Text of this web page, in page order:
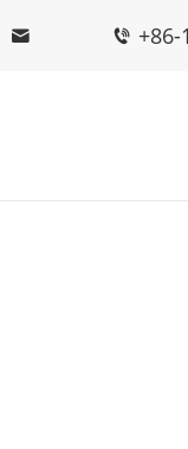
+86-